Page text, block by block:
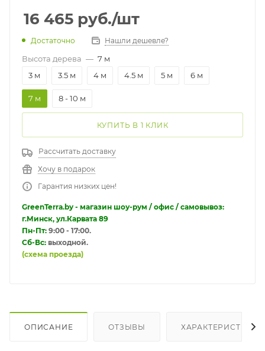
16 465 руб./шт
Достаточно Нашли дешевле?
Высота дерева — 7 м
3 м
3.5 м 4 м 4.5 м 5 м 6 м
7 м 8 - 10 м
КУПИТЬ В 1 КЛИК
Рассчитать доставку
Хочу в подарок
Гарантия низких цен!
GreenTerra.by - магазин шоу-рум / офис / самовывоз:
г.Минск, ул.Карвата 89
Пн-Пт: 9:00 - 17:00.
Сб-Вс: выходной.
(схема проезда)
ОПИСАНИЕ ОТЗЫВЫ ХАРАКТЕРИСТИКИ